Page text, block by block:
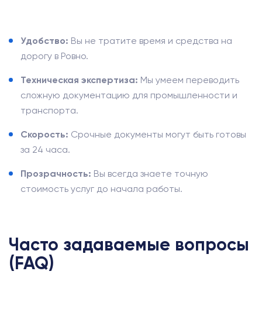
Удобство: Вы не тратите время и средства на
дорогу в Ровно.
Техническая экспертиза: Мы умеем переводить
сложную документацию для промышленности и
транспорта.
Скорость: Срочные документы могут быть готовы
за 24 часа.
Прозрачность: Вы всегда знаете точную
стоимость услуг до начала работы.
Часто задаваемые вопросы
(FAQ)